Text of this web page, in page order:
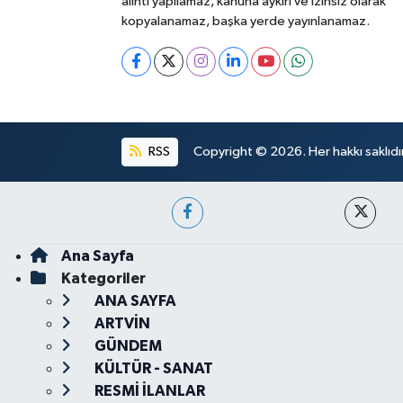
kopyalanamaz, başka yerde yayınlanamaz.
RSS Copyright © 2026. Her hakkı
Ana Sayfa
Kategoriler
ANA SAYFA
ARTVİN
GÜNDEM
KÜLTÜR - SANAT
RESMİ İLANLAR